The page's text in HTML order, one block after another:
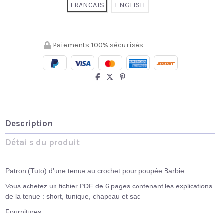
FRANCAIS
ENGLISH
Paiements 100% sécurisés
Description
Détails du produit
Patron (Tuto) d'une tenue au crochet pour poupée Barbie.
Vous achetez un fichier PDF de 6 pages contenant les explications
de la tenue : short, tunique, chapeau et sac